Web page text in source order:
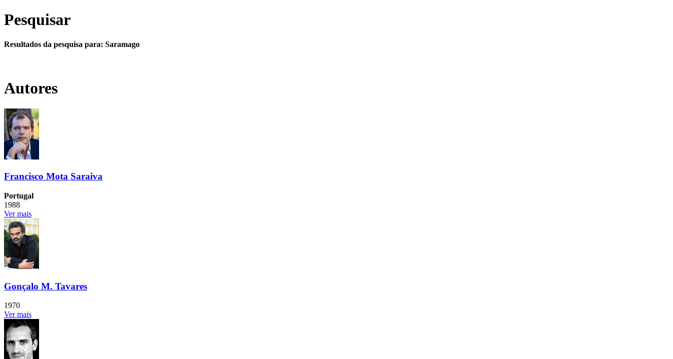
Pesquisar
Resultados da pesquisa para: Saramago
Autores
Francisco Mota Saraiva
Portugal
1988
Ver mais
Gonçalo M. Tavares
1970
Ver mais